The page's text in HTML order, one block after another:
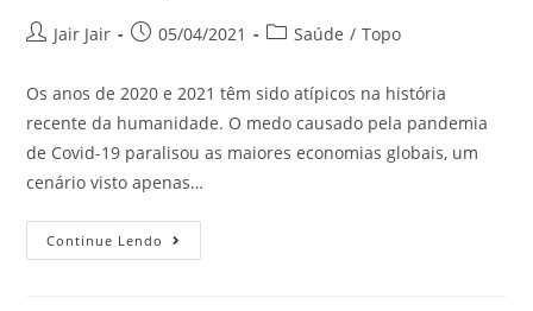
Jair Jair 05/04/2021 Saúde / Topo
Os anos de 2020 e 2021 têm sido atípicos na história
recente da humanidade. O medo causado pela pandemia
de Covid-19 paralisou as maiores economias globais, um
cenário visto apenas…
Continue Lendo